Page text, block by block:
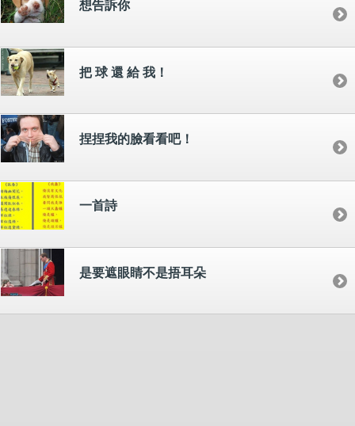
想告訴你
把 球 還 給 我！
捏捏我的臉看看吧！
一首詩
是要遮眼睛不是捂耳朵